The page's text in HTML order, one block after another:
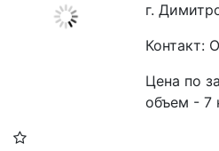
г.
Контакт:
Цена по
объем - 7